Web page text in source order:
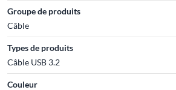
Groupe de produits
Câble
Types de produits
Câble USB 3.2
Couleur